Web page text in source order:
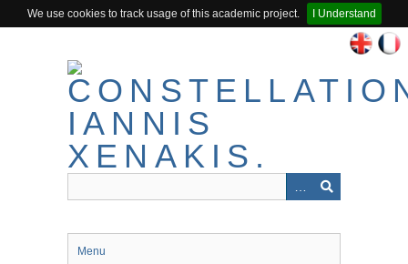
We use cookies to track usage of this academic project.
I Understand
Menu